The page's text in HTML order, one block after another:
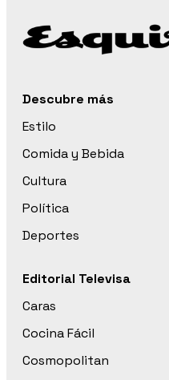
Descubre más
Estilo
Comida y Bebida
Cultura
Política
Deportes
Editorial Televisa
Caras
Cocina Fácil
Cosmopolitan